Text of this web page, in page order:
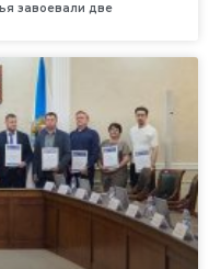
завоевали две